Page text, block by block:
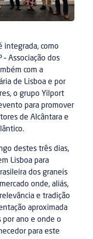
integrada, como
Associação dos
com a
de Lisboa e por
o grupo Yilport
para promover
de Alcântara e
destes três dias,
Lisboa para
dos graneis
onde, aliás,
e tradição
aproximada
ano e onde o
para este